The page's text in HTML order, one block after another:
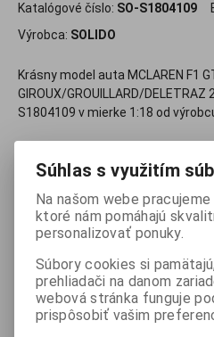
Katalógové číslo: SO-S1804109
Výrobca: SOLIDO
Krásny model auta MCLAREN F1
GIROUX/GROUILLARD/DELETRAZ
S1804109 v mierke 1:18 od
61,95 EUR


ks
Porovnať Pridať k
Tlač
Súhlas s využitím
Na našom webe
ktoré nám pomáhajú
personalizovať ponuky.
Súbory cookies si
prehliadači na danom
webová stránka funguje
prispôsobiť vašim